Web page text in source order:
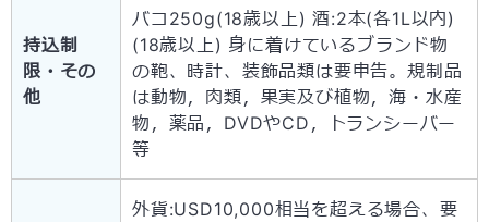
持込制
限・その
他
バコ250g(18歳以上) 酒:2本(各1L以内)
(18歳以上) 身に着けているブランド物
の鞄、時計、装飾品類は要申告。規制品
は動物，肉類，果実及び植物，海・水産
物，薬品，DVDやCD，トランシーバー
等
外貨:USD10,000相当を超える場合、要